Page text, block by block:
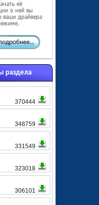
раздела
370444
348759
331549
323018
306101